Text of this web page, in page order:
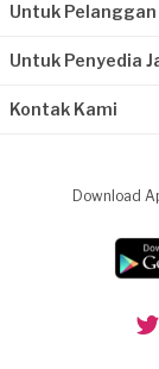
Untuk Pelanggan
Untuk Penyedia
Kontak Kami
Download